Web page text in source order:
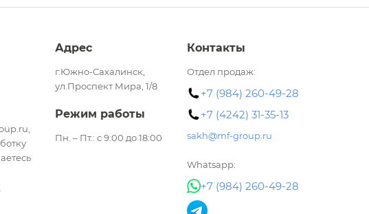
Адрес
г.Южно-Сахалинск,
ул.Проспект Мира, 1/8​
Режим работы
Пн. – Пт.: с 9:00 до 18:00
Контакты
Отдел продаж:
+7 (984) 260-49-28
+7 (4242) 31-35-13
sakh@mf-group.ru
Whatsapp:
+7 (984) 260-49-28